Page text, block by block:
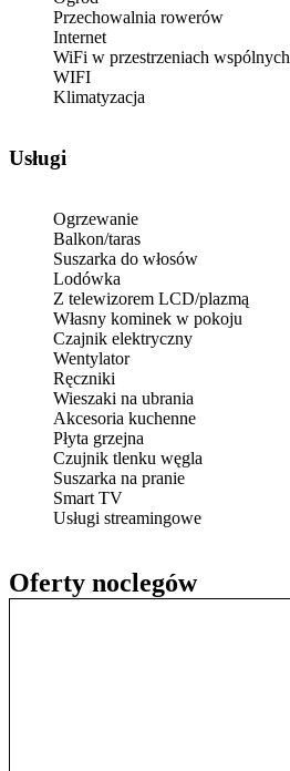
Oferty noclegów
Przechowalnia rowerów
Internet
WiFi w przestrzeniach wspólnych
WIFI
Klimatyzacja
Usługi
Ogrzewanie
Balkon/taras
Suszarka do włosów
Lodówka
Z telewizorem LCD/plazmą
Własny kominek w pokoju
Czajnik elektryczny
Wentylator
Ręczniki
Wieszaki na ubrania
Akcesoria kuchenne
Płyta grzejna
Czujnik tlenku węgla
Suszarka na pranie
Smart TV
Usługi streamingowe